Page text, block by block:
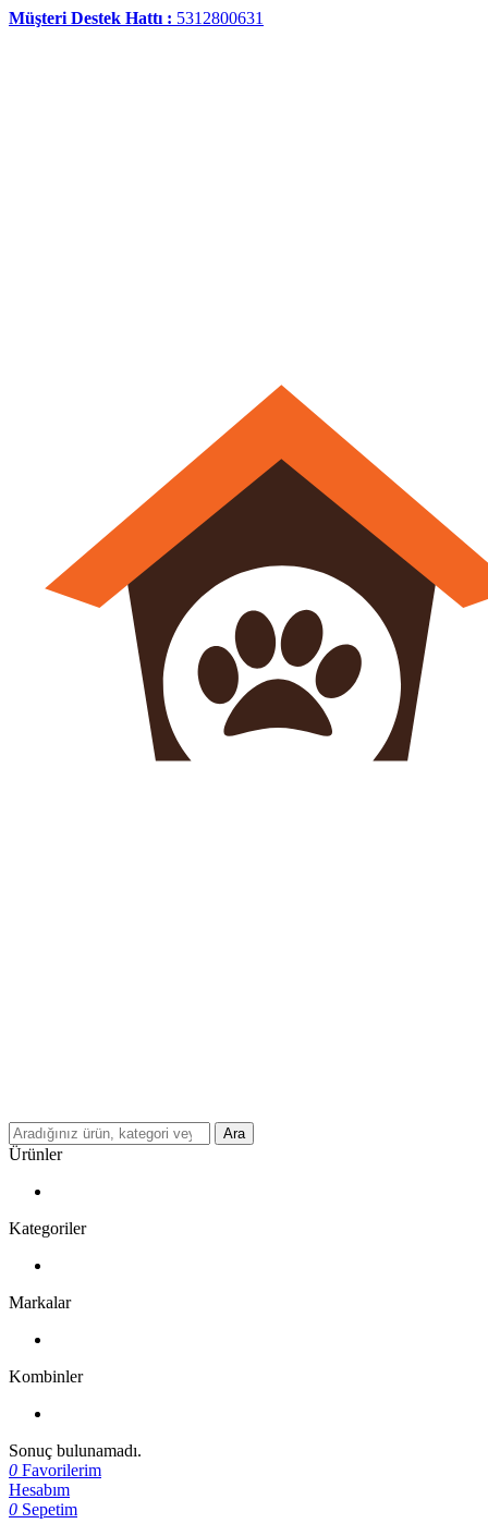
Müşteri Destek Hattı : 5312800631
Ara
Ürünler
Kategoriler
Markalar
Kombinler
Sonuç bulunamadı.
0 Favorilerim
Hesabım
0 Sepetim